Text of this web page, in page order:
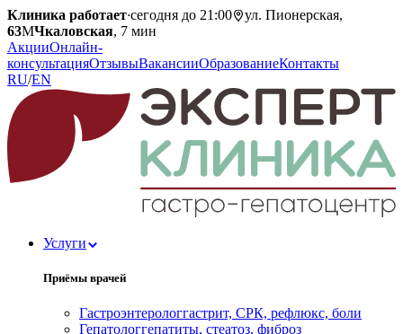
Клиника работает·сегодня до 21:00
ул. Пионерская,
63МЧкаловская, 7 мин
АкцииОнлайн-
консультацияОтзывыВакансииОбразованиеКонтакты
RU/EN
Услуги
Приёмы врачей
Гастроэнтерологгастрит, СРК, рефлюкс, боли
Гепатологгепатиты, стеатоз, фиброз